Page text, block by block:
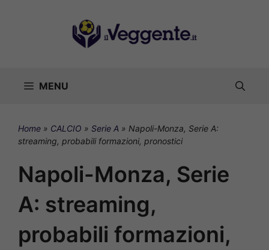
MENU
Home » CALCIO » Serie A » Napoli-Monza, Serie A:
streaming, probabili formazioni, pronostici
Napoli-Monza, Serie
A: streaming,
probabili formazioni,